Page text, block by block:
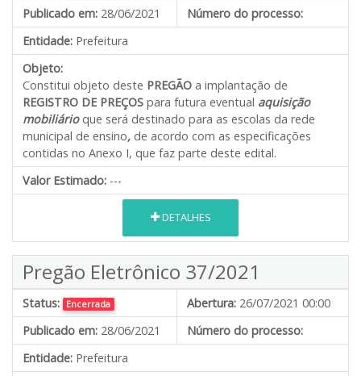
Publicado em: 28/06/2021
Número do processo:
Entidade: Prefeitura
Objeto:
Constitui objeto deste PREGÃO a implantação de
REGISTRO DE PREÇOS para futura eventual aquisição
mobiliário que será destinado para as escolas da rede
municipal de ensino, de acordo com as especificações
contidas no Anexo I, que faz parte deste edital.
Valor Estimado: ---
DETALHES
Pregão Eletrônico 37/2021
Status: Encerrada Abertura: 26/07/2021 00:00
Publicado em: 28/06/2021
Número do processo:
Entidade: Prefeitura